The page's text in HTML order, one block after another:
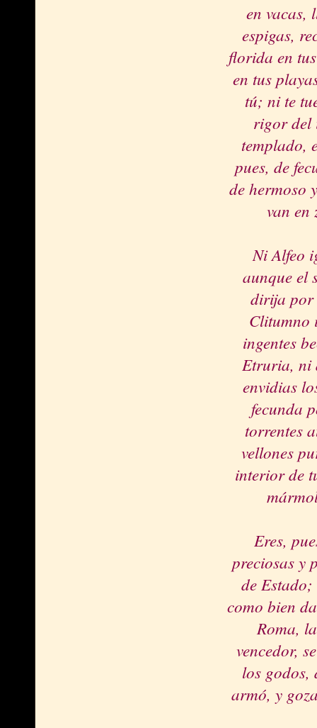
en vacas,
espigas,
florida en
en tus
tú; ni te
rigor del
templado,
pues, de
de hermoso
van en
Ni Alfeo
aunque el
dirija por
Clitumno
ingentes
Etruria, ni
envidias
fecunda
torrentes
vellones
interior de
Eres,
preciosas y
de
como bien
Roma,
vencedor,
los godos,
armó, y